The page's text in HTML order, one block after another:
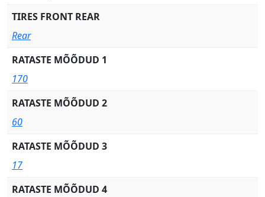
TIRES FRONT REAR
Rear
RATASTE MÕÕDUD 1
170
RATASTE MÕÕDUD 2
60
RATASTE MÕÕDUD 3
17
RATASTE MÕÕDUD 4